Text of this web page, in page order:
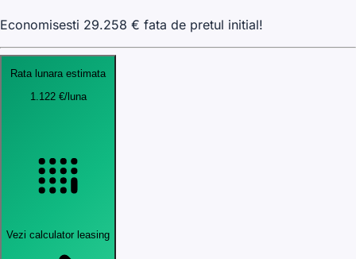
Economisesti 29.258 € fata de pretul initial!
Rata lunara estimata
1.122€/luna
Vezi calculator leasing